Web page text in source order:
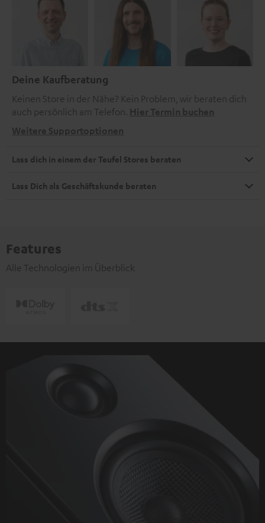
Deine Kaufberatung
Keinen Store in der Nähe? Kein Problem, wir beraten dich
auch persönlich am Telefon. Hier Termin buchen
Weitere Supportoptionen
Lass dich in einem der Teufel Stores beraten
Lass Dich als Geschäftskunde beraten
Features
Alle Technologien im Überblick